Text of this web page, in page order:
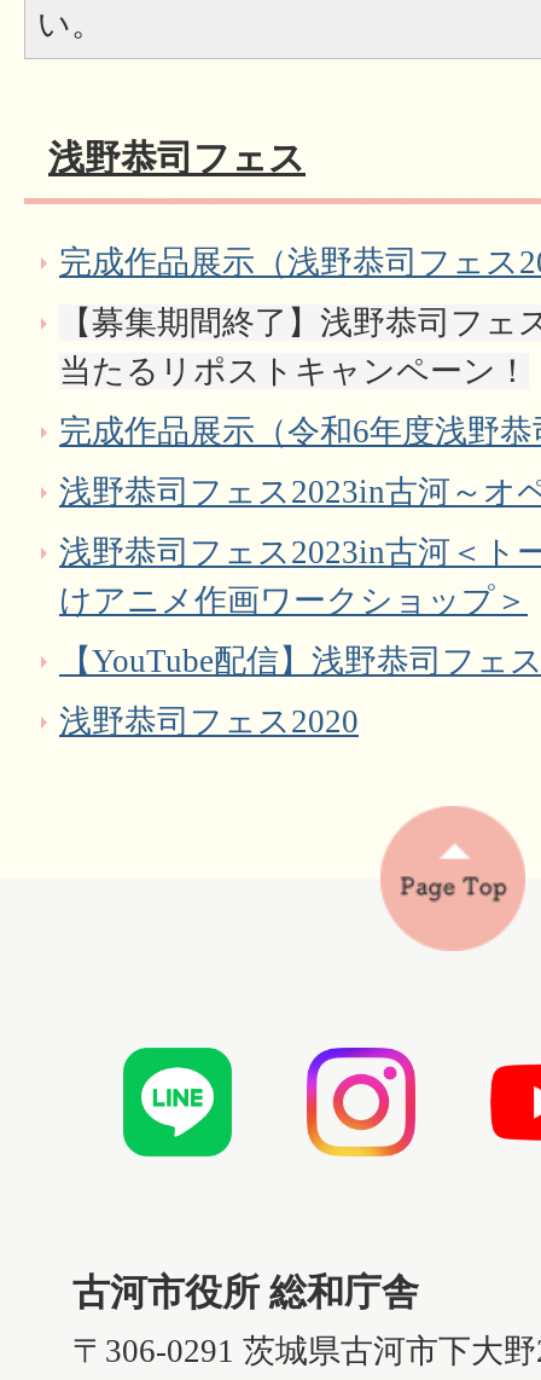
い。
浅野恭司フェス
完成作品展示（浅野恭司フェス
【募集期間終了】浅野恭司フ
当たるリポストキャンペーン！
完成作品展示（令和6年度浅野
浅野恭司フェス2023in古河～オ
浅野恭司フェス2023in古河＜ト
けアニメ作画ワークショップ＞
【YouTube配信】浅野恭司フェ
浅野恭司フェス2020
古河市役所 総和庁舎
〒306-0291 茨城県古河市下大